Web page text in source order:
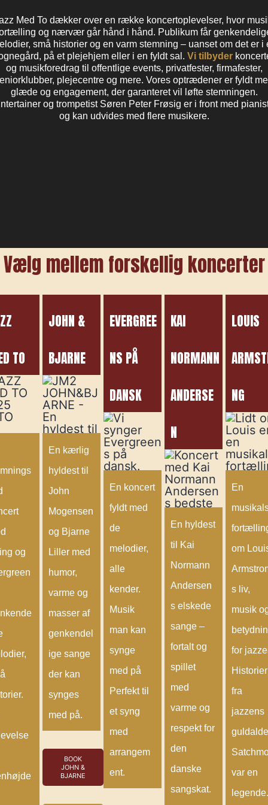
Med To dækker over en række koncertoplevelser, hvor
og nærvær går hånd i hånd. Publikum får
små historier og en varm stemning – uanset om det er i
på et plejehjem eller i en fyldt sal. Vi tilbyder
og musikforedrag til offentlige events, privatfester, firmafester,
plejecentre og mere. Vores optrædener er fyldt
glæde og engagement, der garanteret vil løfte stemningen.
og trompetist Søren Peter Frøsig er i front med
og kan udvides med flere musikere.
Vælg mellem forskellig koncerter
TO
og
JOHN &
BJARNE
En kærlig
hyldest til
John
Mogensen
og Bjarne
Liller med
humor,
varme og
masser af
genkendel
ige sange
der kan
synges
med på.
BOOK
JOHN &
BJARNE
EVERGREE
NS PÅ
DANSK
En koncert
fyldt med
de
melodier,
alle
kender.
Musik
man kan
synge
med på
Perfekt til
et syng
med
arrangem
ent.
KAI
NORMANN
ANDERSE
N
En hyldest
til Kai
Normann
Andersen
s elskede
sange –
fortalt og
spillet
med
varme og
respekt for
den
danske
sangskat.
LOUIS
NG
En
om
s liv,
musik
for
Historier
fra
jazzens
var en
legende.